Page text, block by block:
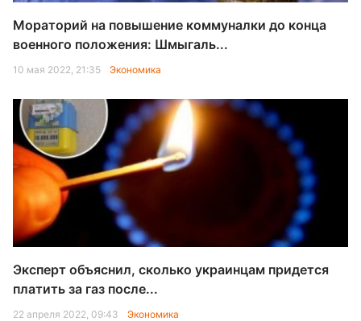
Мораторий на повышение коммуналки до конца
военного положения: Шмыгаль...
10 мая 2022, 21:35 Экономика
Эксперт объяснил, сколько украинцам придется
платить за газ после...
22 апреля 2022, 09:43 Экономика